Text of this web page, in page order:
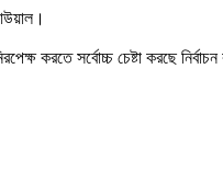
করতে সর্বোচ্চ চেষ্টা করছে